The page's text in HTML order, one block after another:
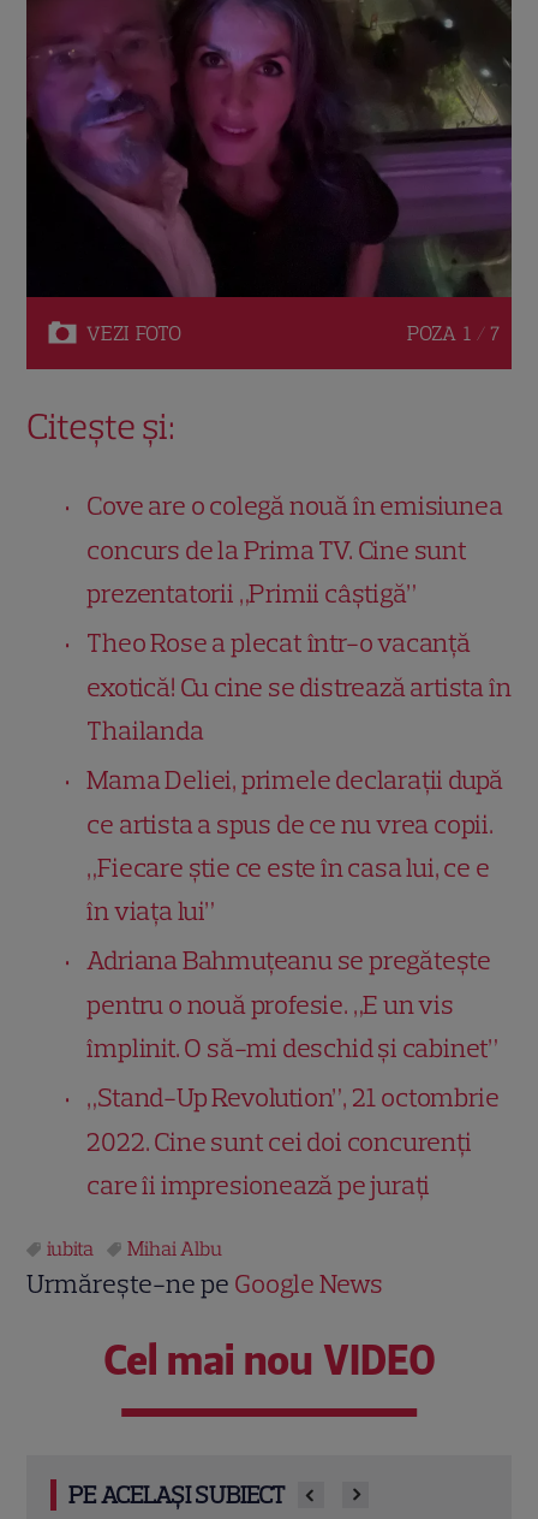
VEZI FOTO POZA 1 / 7
Citește și:
Cove are o colegă nouă în emisiunea
concurs de la Prima TV. Cine sunt
prezentatorii „Primii câștigă”
Theo Rose a plecat într-o vacanță
exotică! Cu cine se distrează artista în
Thailanda
Mama Deliei, primele declarații după
ce artista a spus de ce nu vrea copii.
„Fiecare știe ce este în casa lui, ce e
în viața lui”
Adriana Bahmuțeanu se pregătește
pentru o nouă profesie. „E un vis
împlinit. O să-mi deschid și cabinet”
„Stand-Up Revolution”, 21 octombrie
2022. Cine sunt cei doi concurenți
care îi impresionează pe jurați
iubita Mihai Albu
Urmărește-ne pe Google News
Cel mai nou VIDEO
PE ACELAȘI SUBIECT